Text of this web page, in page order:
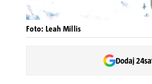
Foto: Leah Millis
Dodaj